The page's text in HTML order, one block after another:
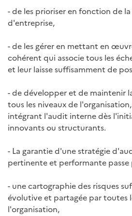
- de les prioriser en fonction de
d'entreprise,
- de les gérer en mettant en
cohérent qui associe tous les
et leur laisse suffisamment de
- de développer et de maintenir
tous les niveaux de
intégrant l'audit interne dès
innovants ou structurants.
- La garantie d'une stratégie
pertinente et performante passe
- une cartographie des risques
évolutive et partagée par toutes
l'organisation,